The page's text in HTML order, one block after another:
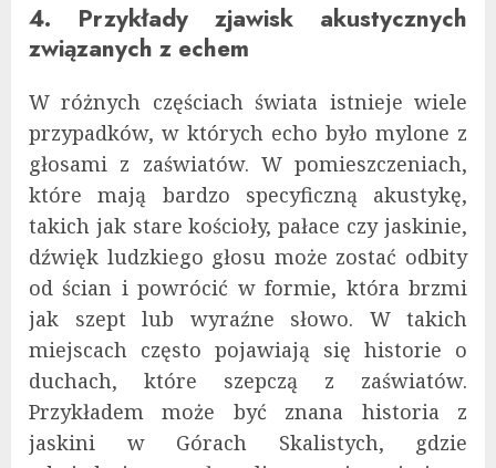
4. Przykłady zjawisk akustycznych
związanych z echem
W różnych częściach świata istnieje wiele
przypadków, w których echo było mylone z
głosami z zaświatów. W pomieszczeniach,
które mają bardzo specyficzną akustykę,
takich jak stare kościoły, pałace czy jaskinie,
dźwięk ludzkiego głosu może zostać odbity
od ścian i powrócić w formie, która brzmi
jak szept lub wyraźne słowo. W takich
miejscach często pojawiają się historie o
duchach, które szepczą z zaświatów.
Przykładem może być znana historia z
jaskini w Górach Skalistych, gdzie